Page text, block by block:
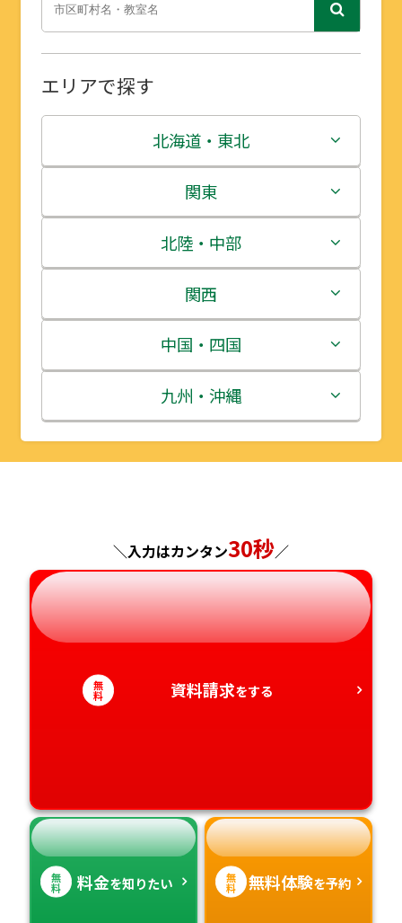
エリアで探す
北海道・東北
北海道
青森県
岩手県
宮城県
秋田県
山形県
関東
茨城県
栃木県
群馬県
埼玉県
千葉県
神奈川県
北陸・中部
新潟県
富山県
石川県
福井県
長野県
岐阜県
静岡県
愛知県
関西
三重県
滋賀県
京都府
兵庫県
奈良県
和歌山県
中国・四国
鳥取県
島根県
広島県
山口県
徳島県
香川県
九州・沖縄
福岡県
長崎県
熊本県
大分県
宮崎県
＼入力はカンタン30秒／
無
料 資料請求をする
無
料 料金を知りたい 無
料 無料体験を予約